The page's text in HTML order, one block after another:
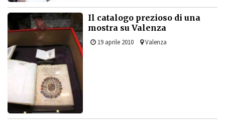
Il catalogo prezioso di una
mostra su Valenza
19 aprile 2010 Valenza